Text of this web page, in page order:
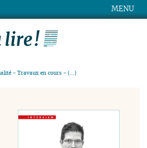
MENU
- Travaux en cours - (…)